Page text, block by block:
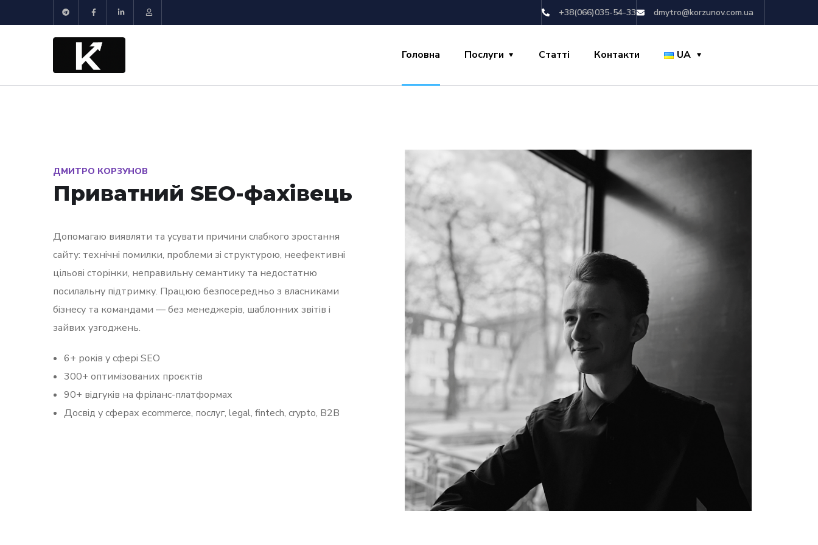
+38(066)035-54-33 dmytro@korzunov.com.ua
Головна Послуги Статті Контакти UA
ДМИТРО КОРЗУНОВ
Приватний SEO-фахівець
Допомагаю виявляти та усувати причини слабкого зростання
сайту: технічні помилки, проблеми зі структурою, неефективні
цільові сторінки, неправильну семантику та недостатню
посилальну підтримку. Працюю безпосередньо з власниками
бізнесу та командами — без менеджерів, шаблонних звітів і
зайвих узгоджень.
6+ років у сфері SEO
300+ оптимізованих проєктів
90+ відгуків на фріланс-платформах
Досвід у сферах ecommerce, послуг, legal, fintech, crypto, B2B